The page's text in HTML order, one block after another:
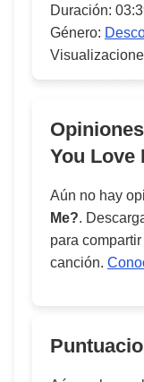
Duración:
Género:
You Love
Aún no hay
Me?.
para
canción.